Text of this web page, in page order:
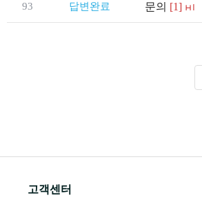
93 답변완료 문의 [1]
고객센터